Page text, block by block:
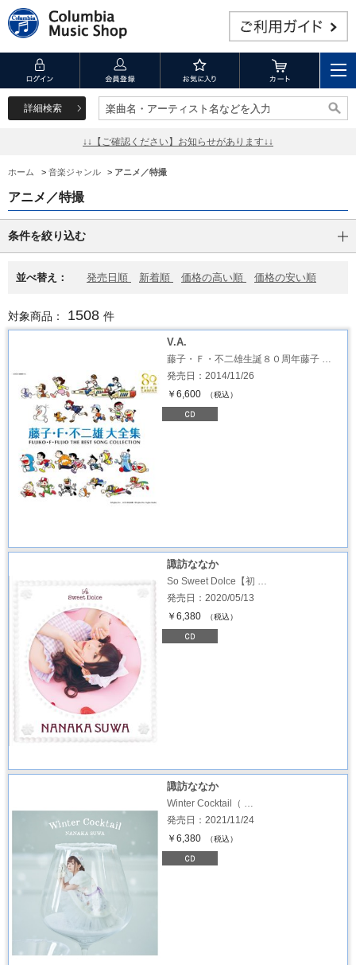
詳細検索 楽曲名・アーティスト名などを入力
楽曲名・アーティスト名などを入力
↓↓【ご確認ください】お知らせがあります↓↓
ホーム > 音楽ジャンル > アニメ／特撮
アニメ／特撮
条件を絞り込む
並べ替え： 発売日順 新着順 価格の高い順 価格の安い順
対象商品： 1508 件
V.A.
藤子・Ｆ・不二雄生誕８０周年藤子 …
発売日：2014/11/26
￥6,600
（税込）
諏訪ななか
So Sweet Dolce【初 …
発売日：2020/05/13
￥6,380
（税込）
諏訪ななか
Winter Cocktail（ …
発売日：2021/11/24
￥6,380
（税込）